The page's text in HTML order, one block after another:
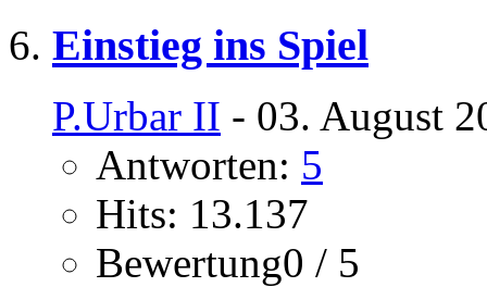
Einstieg ins Spiel
P.Urbar II - 03. August
Antworten: 5
Hits: 13.137
Bewertung0 / 5